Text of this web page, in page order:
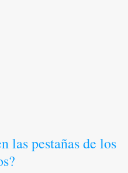
las pestañas de los